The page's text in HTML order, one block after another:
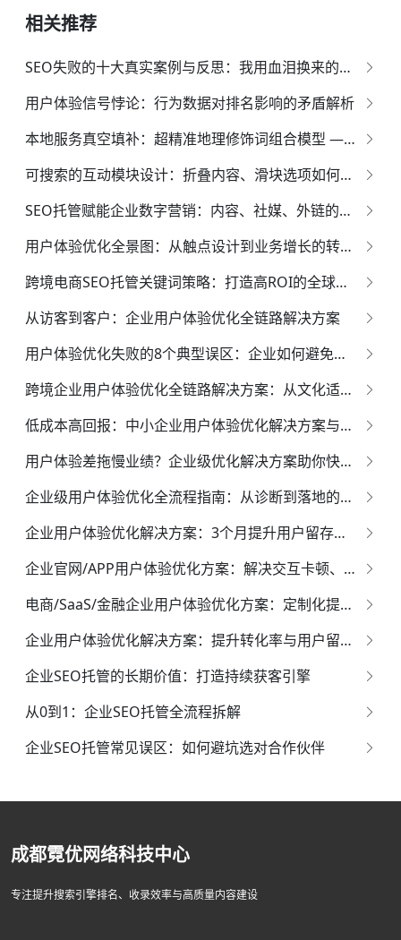
相关推荐
SEO失败的十大真实案例与反思：我用血泪换来的排雷指南
用户体验信号悖论：行为数据对排名影响的矛盾解析
本地服务真空填补：超精准地理修饰词组合模型 — 专业实践与落地指南
可搜索的互动模块设计：折叠内容、滑块选项如何被抓取？
SEO托管赋能企业数字营销：内容、社媒、外链的三维共振引擎
用户体验优化全景图：从触点设计到业务增长的转化引擎
跨境电商SEO托管关键词策略：打造高ROI的全球流量池
从访客到客户：企业用户体验优化全链路解决方案
用户体验优化失败的8个典型误区：企业如何避免踩坑并高效改进
跨境企业用户体验优化全链路解决方案：从文化适配到技术赋能的全球增长引擎
低成本高回报：中小企业用户体验优化解决方案与实操方法
用户体验差拖慢业绩？企业级优化解决方案助你快速提升用户满意度
企业级用户体验优化全流程指南：从诊断到落地的高效解决方案
企业用户体验优化解决方案：3个月提升用户留存率的落地步骤与实战案例
企业官网/APP用户体验优化方案：解决交互卡顿、流失率高的实用技巧
电商/SaaS/金融企业用户体验优化方案：定制化提升用户粘性的实战方法
企业用户体验优化解决方案：提升转化率与用户留存的核心策略
企业SEO托管的长期价值：打造持续获客引擎
从0到1：企业SEO托管全流程拆解
企业SEO托管常见误区：如何避坑选对合作伙伴
成都霓优网络科技中心
专注提升搜索引擎排名、收录效率与高质量内容建设